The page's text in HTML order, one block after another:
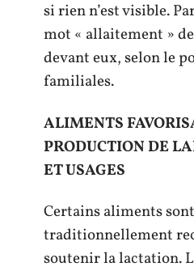
si rien n’est visible.
mot « allaitement »
devant eux, selon le
familiales.
ALIMENTS
PRODUCTION DE
ET USAGES
Certains aliments sont
traditionnellement
soutenir la lactation.